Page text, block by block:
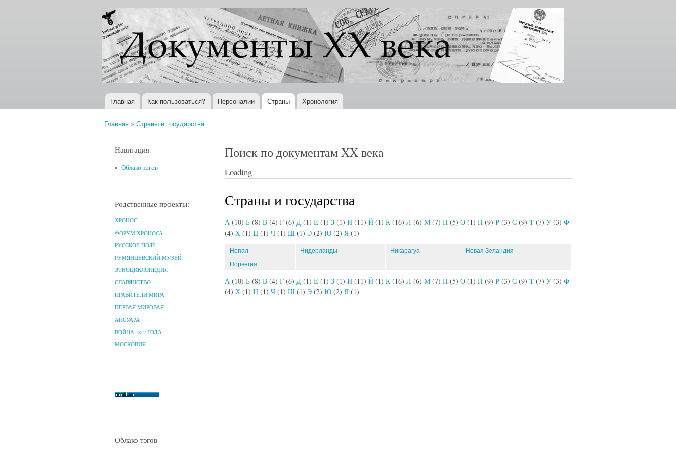
Перейти к
основному
содержанию
Документы
XX века
Всемирная
история в
Интернете
Главное меню
Главная Как пользоваться? Персоналии Страны Хронология
Главная » Страны и государства
Навигация
Облако тэгов
Родственные проекты:
ХРОНОС
ФОРУМ ХРОНОСА
РУССКОЕ ПОЛЕ
РУМЯНЦЕВСКИЙ МУЗЕЙ
ЭТНОЦИКЛОПЕДИЯ
СЛАВЯНСТВО
ПРАВИТЕЛИ МИРА
ПЕРВАЯ МИРОВАЯ
АПСУАРА
ВОЙНА 1812 ГОДА
МОСКОВИЯ
Облако тэгов
Поиск по документам XX века
Loading
Страны и государства
А (10) Б (8) В (4) Г (6) Д (1) Е (1) З (1) И (11) Й (1) К (16) Л (6) М (7) Н (5) О (1) П (9) Р (3) С (9) Т (7) У (3) Ф
(4) Х (1) Ц (1) Ч (1) Ш (1) Э (2) Ю (2) Я (1)
Непал Нидерланды Никарагуа
Новая Зеландия
Норвегия
А (10) Б (8) В (4) Г (6) Д (1) Е (1) З (1) И (11) Й (1) К (16) Л (6) М (7) Н (5) О (1) П (9) Р (3) С (9) Т (7) У (3) Ф
(4) Х (1) Ц (1) Ч (1) Ш (1) Э (2) Ю (2) Я (1)